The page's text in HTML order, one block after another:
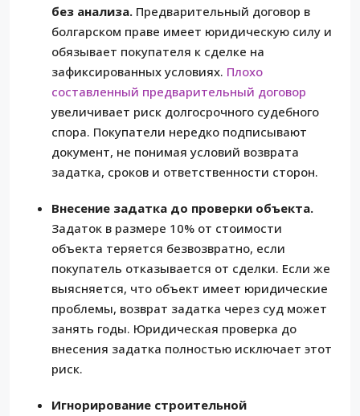
без анализа. Предварительный договор в
болгарском праве имеет юридическую силу и
обязывает покупателя к сделке на
зафиксированных условиях. Плохо
составленный предварительный договор
увеличивает риск долгосрочного судебного
спора. Покупатели нередко подписывают
документ, не понимая условий возврата
задатка, сроков и ответственности сторон.
Внесение задатка до проверки объекта.
Задаток в размере 10% от стоимости
объекта теряется безвозвратно, если
покупатель отказывается от сделки. Если же
выясняется, что объект имеет юридические
проблемы, возврат задатка через суд может
занять годы. Юридическая проверка до
внесения задатка полностью исключает этот
риск.
Игнорирование строительной